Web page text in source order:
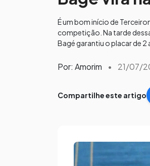
É um bom início de
competição. Na tarde
Bagé garantiu o placar de 2
Por: Amorim • 21/07/
Compartilhe este artigo